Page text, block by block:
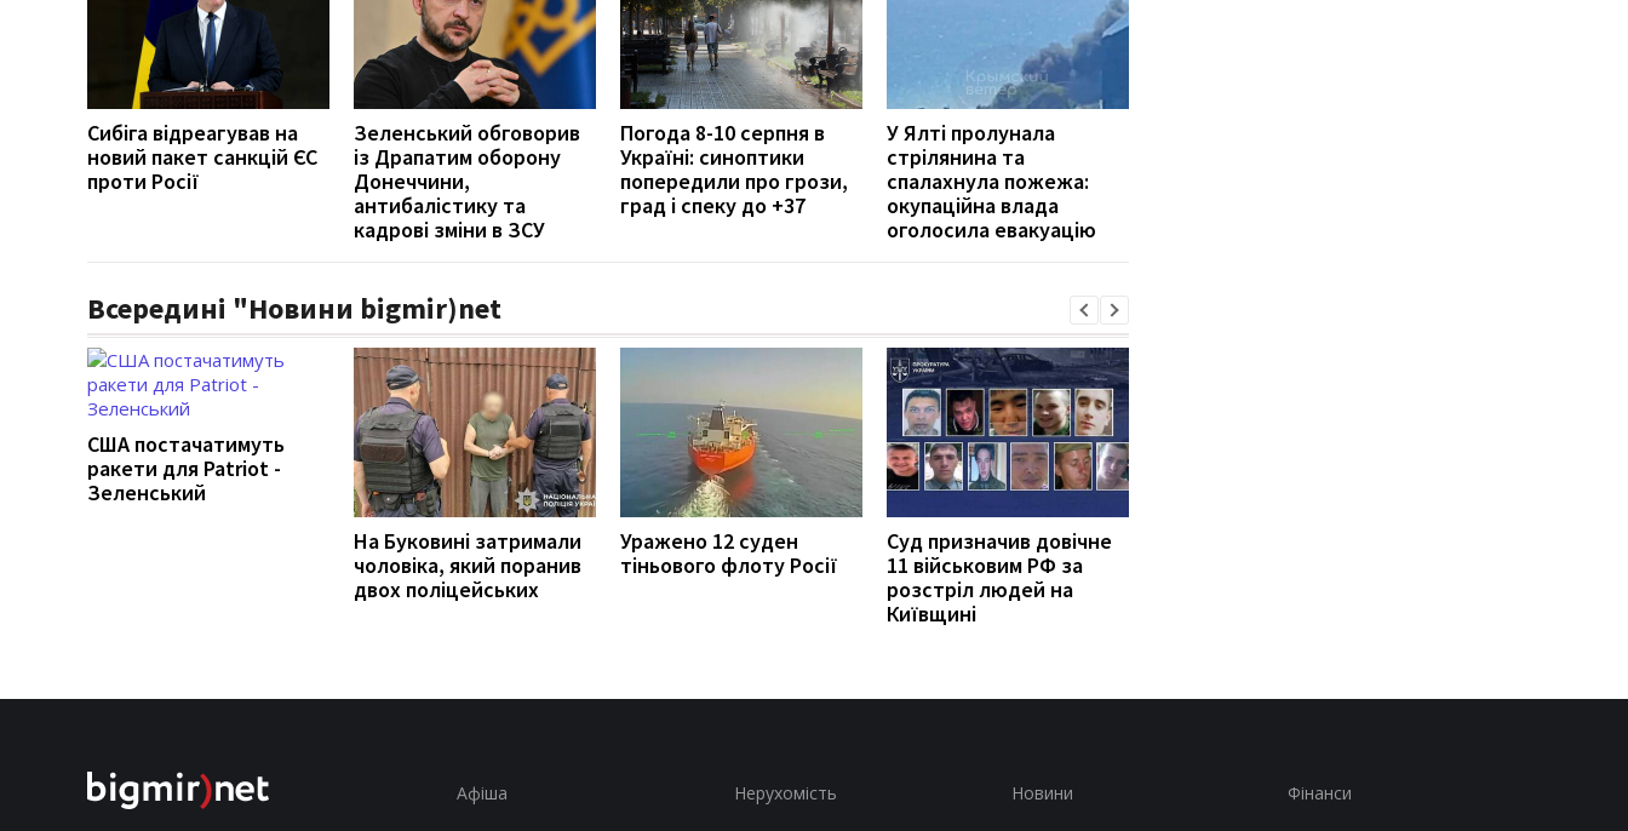
Сибіга відреагував на
новий пакет санкцій ЄС
проти Росії
Зеленський обговорив
із Драпатим оборону
Донеччини,
антибалістику та
кадрові зміни в ЗСУ
Погода 8-10 серпня в
Україні: синоптики
попередили про грози,
град і спеку до +37
У Ялті пролунала
стрілянина та
спалахнула пожежа:
окупаційна влада
оголосила евакуацію
Всередині "Новини bigmir)net
США постачатимуть
ракети для Patriot -
Зеленський
На Буковині затримали
чоловіка, який поранив
двох поліцейських
Уражено 12 суден
тіньового флоту Росії
Суд призначив довічне
11 військовим РФ за
розстріл людей на
Київщині
Афіша Нерухомість Новини Фінанси